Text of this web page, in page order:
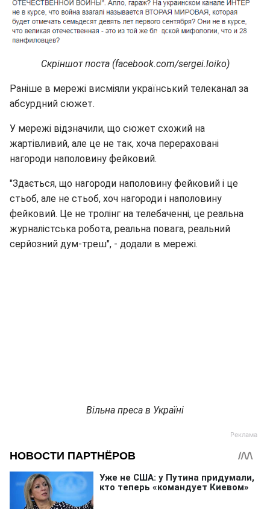
Скріншот поста (facebook.com/sergei.loiko)
Раніше в мережі висміяли український телеканал за
абсурдний сюжет.
У мережі відзначили, що сюжет схожий на
жартівливий, але це не так, хоча перераховані
нагороди наполовину фейковий.
"Здається, що нагороди наполовину фейковий і це
стьоб, але не стьоб, хоч нагороди і наполовину
фейковий. Це не тролінг на телебаченні, це реальна
журналістська робота, реальна повага, реальний
серйозний дум-треш", - додали в мережі.
Вільна преса в Україні